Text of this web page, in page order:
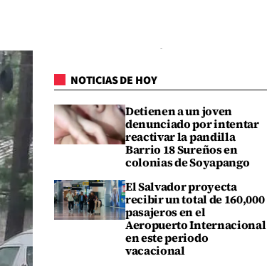
NOTICIAS DE HOY
Detienen a un joven
denunciado por intentar
reactivar la pandilla
Barrio 18 Sureños en
colonias de Soyapango
El Salvador proyecta
recibir un total de 160,000
pasajeros en el
Aeropuerto Internacional
en este periodo
vacacional